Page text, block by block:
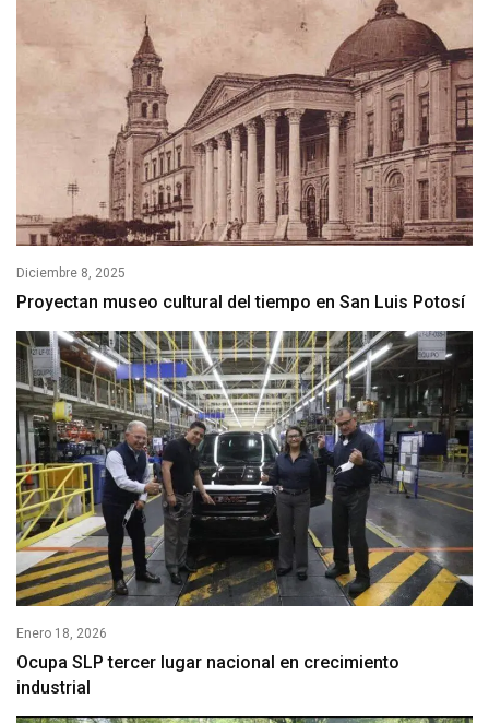
Diciembre 8, 2025
Proyectan museo cultural del tiempo en San Luis Potosí
Enero 18, 2026
Ocupa SLP tercer lugar nacional en crecimiento
industrial